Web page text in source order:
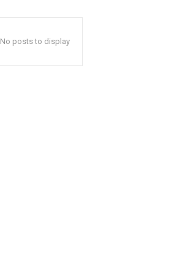
No posts to display